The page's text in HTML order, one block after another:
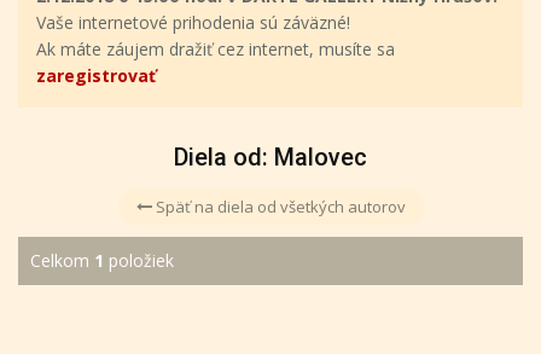
Vaše internetové prihodenia sú záväzné!
Ak máte záujem dražiť cez internet, musíte sa
zaregistrovať
Diela od: Malovec
Späť na diela od všetkých autorov
Celkom 1 položiek